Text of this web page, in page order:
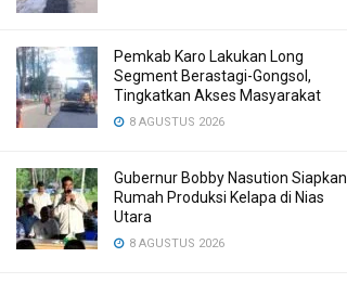
Pemkab Karo Lakukan Long
Segment Berastagi-Gongsol,
Tingkatkan Akses Masyarakat
8 AGUSTUS 2026
Gubernur Bobby Nasution Siapkan
Rumah Produksi Kelapa di Nias
Utara
8 AGUSTUS 2026